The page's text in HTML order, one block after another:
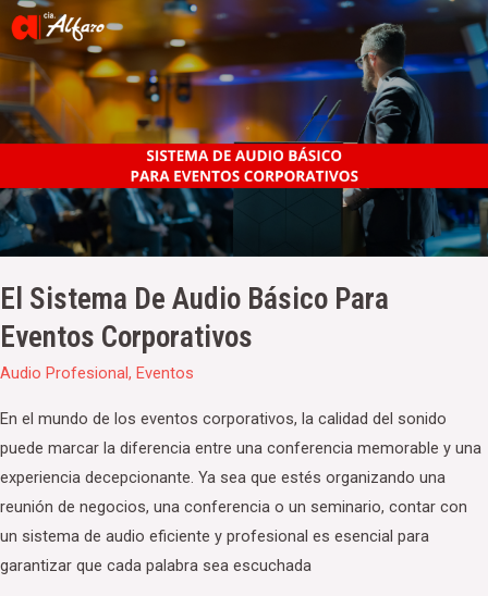
El Sistema De Audio Básico Para
Eventos Corporativos
Audio Profesional, Eventos
En el mundo de los eventos corporativos, la calidad del sonido
puede marcar la diferencia entre una conferencia memorable y una
experiencia decepcionante. Ya sea que estés organizando una
reunión de negocios, una conferencia o un seminario, contar con
un sistema de audio eficiente y profesional es esencial para
garantizar que cada palabra sea escuchada
sistema
Audio
Básico
Eventos
Corporativos